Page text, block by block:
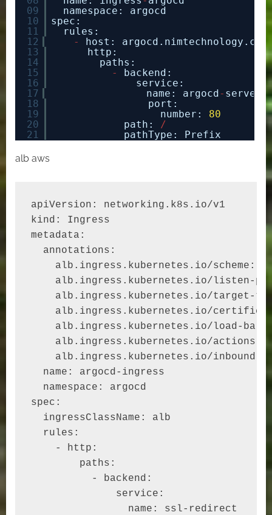
09
namespace: argocd
10
spec:
11
rules:
12
-
host: argocd.nimtechnology.com
13
http:
14
paths:
15
-
backend:
16
service:
17
name: argocd - server
18
port:
19
number: 80
20
path: /
21
pathType: Prefix
alb aws
apiVersion: networking.k8s.io/v1
kind: Ingress
metadata:
  annotations:
alb.ingress.kubernetes.io/scheme:
alb.ingress.kubernetes.io/listen-
alb.ingress.kubernetes.io/target-
alb.ingress.kubernetes.io/
alb.ingress.kubernetes.io/load-
alb.ingress.kubernetes.io/
alb.ingress.kubernetes.io/inbound-
  name: argocd-ingress
  namespace: argocd
spec:
  ingressClassName: alb
  rules:
    - http:
        paths:
          - backend:
              service:
                name: ssl-redirect